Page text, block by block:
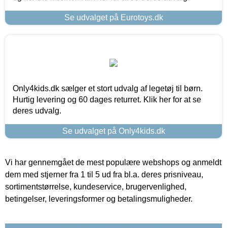
Se udvalget på Eurotoys.dk
Only4kids.dk sælger et stort udvalg af legetøj til børn.
Hurtig levering og 60 dages returret. Klik her for at se
deres udvalg.
Se udvalget på Only4kids.dk
Vi har gennemgået de mest populære webshops og anmeldt
dem med stjerner fra 1 til 5 ud fra bl.a. deres prisniveau,
sortimentstørrelse, kundeservice, brugervenlighed,
betingelser, leveringsformer og betalingsmuligheder.